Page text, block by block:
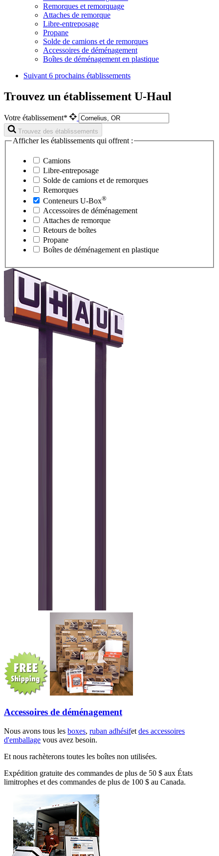
Remorques et remorquage
Attaches de remorque
Libre-entreposage
Propane
Solde de camions et de remorques
Accessoires de déménagement
Boîtes de déménagement en plastique
Suivant 6 prochains établissements
Trouvez un établissement U-Haul
Votre établissement*
Trouvez des établissements
Afficher les établissements qui offrent :
Camions
Libre-entreposage
Solde de camions et de remorques
Remorques
Conteneurs U-Box®
Accessoires de déménagement
Attaches de remorque
Retours de boîtes
Propane
Boîtes de déménagement en plastique
Accessoires de déménagement
Nous avons tous les boxes, ruban adhésifet des accessoires
d'emballage vous avez besoin.
Et nous rachèterons toutes les boîtes non utilisées.
Expédition gratuite des commandes de plus de 50 $ aux États
limitrophes et des commandes de plus de 100 $ au Canada.